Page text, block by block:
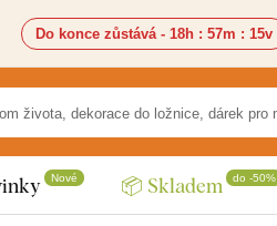
Do konce zůstává - 18h : 57m : 13v
Nové 📦 Skladem do -50%